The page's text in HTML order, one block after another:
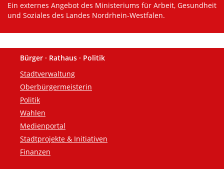
Ein externes Angebot des Ministeriums für Arbeit, Gesundheit
und Soziales des Landes Nordrhein-Westfalen.
Fußzeile
Bürger · Rathaus · Politik
Stadtverwaltung
Oberbürgermeisterin
Politik
Wahlen
Medienportal
Stadtprojekte & Initiativen
Finanzen